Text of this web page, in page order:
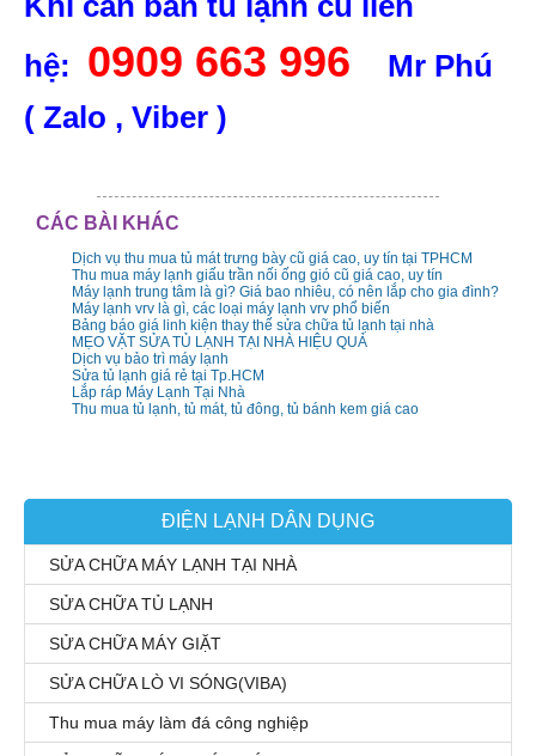
hệ: 0909 663 996
Mr Phú
( Zalo , Viber )
CÁC BÀI KHÁC
Dịch vụ thu mua tủ mát trưng bày cũ giá cao, uy tín tại TPHCM
Thu mua máy lạnh giấu trần nối ống gió cũ giá cao, uy tín
Máy lạnh trung tâm là gì? Giá bao nhiêu, có nên lắp cho gia đình?
Máy lạnh vrv là gì, các loại máy lạnh vrv phổ biến
Bảng báo giá linh kiện thay thế sửa chữa tủ lạnh tại nhà
MẸO VẶT SỬA TỦ LẠNH TẠI NHÀ HIỆU QUẢ
Dịch vụ bảo trì máy lạnh
Sửa tủ lạnh giá rẻ tại Tp.HCM
Lắp ráp Máy Lạnh Tại Nhà
Thu mua tủ lạnh, tủ mát, tủ đông, tủ bánh kem giá cao
ĐIỆN LẠNH DÂN DỤNG
SỬA CHỮA MÁY LẠNH TẠI NHÀ
SỬA CHỮA TỦ LẠNH
SỬA CHỮA MÁY GIẶT
SỬA CHỮA LÒ VI SÓNG(VIBA)
Thu mua máy làm đá công nghiệp